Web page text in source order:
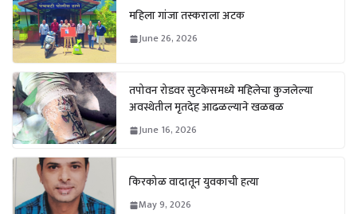
महिला गांजा तस्कराला अटक
June 26, 2026
तपोवन रोडवर सुटकेसमध्ये महिलेचा कुजलेल्या
अवस्थेतील मृतदेह आढळल्याने खळबळ
June 16, 2026
किरकोळ वादातून युवकाची हत्या
May 9, 2026